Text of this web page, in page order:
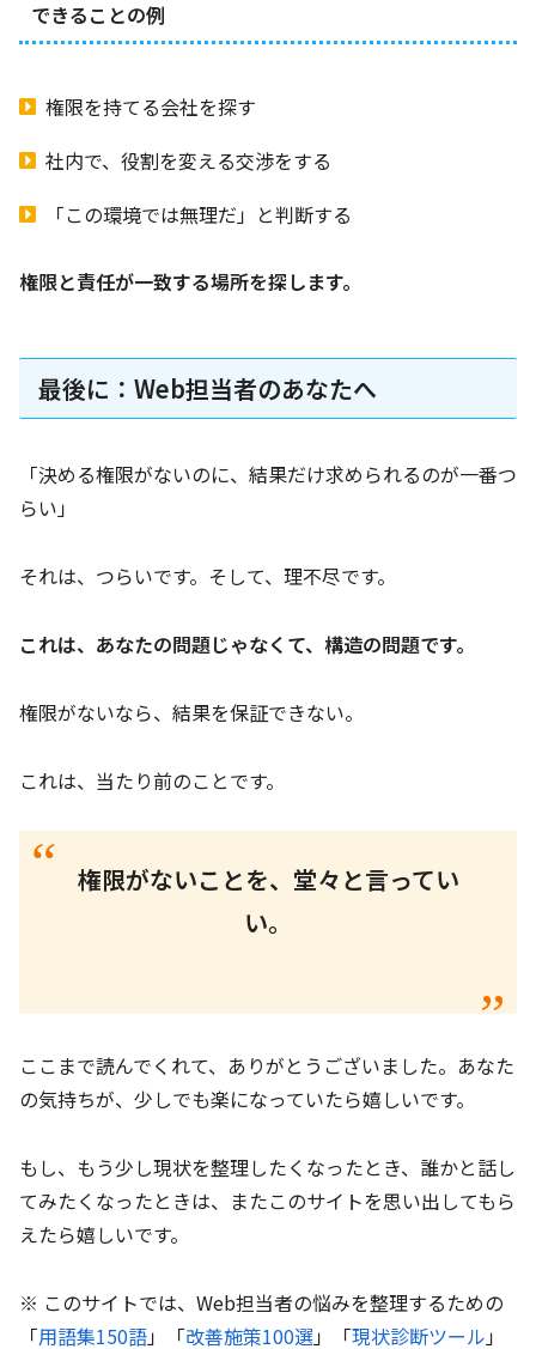
できることの例
権限を持てる会社を探す
社内で、役割を変える交渉をする
「この環境では無理だ」と判断する
権限と責任が一致する場所を探します。
最後に：Web担当者のあなたへ
「決める権限がないのに、結果だけ求められるのが一番つ
らい」
それは、つらいです。そして、理不尽です。
これは、あなたの問題じゃなくて、構造の問題です。
権限がないなら、結果を保証できない。
これは、当たり前のことです。
権限がないことを、堂々と言ってい
い。
ここまで読んでくれて、ありがとうございました。あなた
の気持ちが、少しでも楽になっていたら嬉しいです。
もし、もう少し現状を整理したくなったとき、誰かと話し
てみたくなったときは、またこのサイトを思い出してもら
えたら嬉しいです。
※ このサイトでは、Web担当者の悩みを整理するための
「用語集150語」「改善施策100選」「現状診断ツール 」